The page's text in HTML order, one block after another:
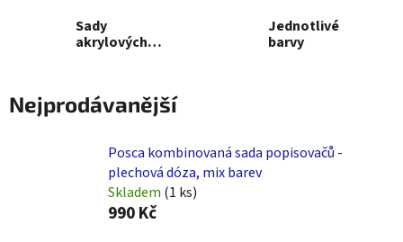
Sady
akrylových
Jednotlivé
barvy
Nejprodávanější
Posca kombinovaná sada popisovačů -
plechová dóza, mix barev
Skladem (1 ks)
990 Kč